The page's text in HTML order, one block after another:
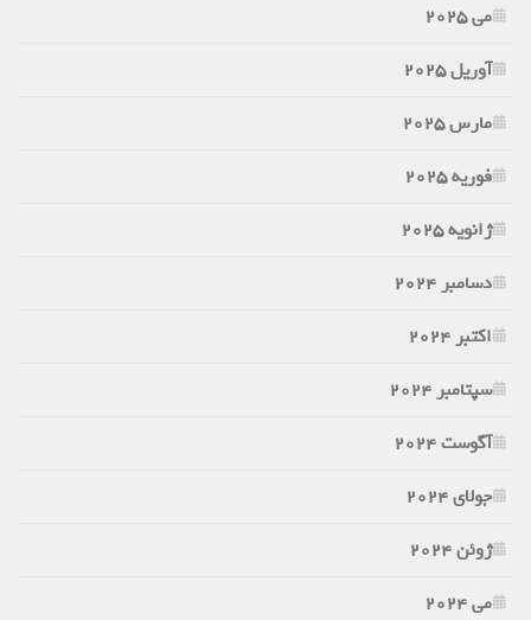
می 2025
آوریل 2025
مارس 2025
فوریه 2025
ژانویه 2025
دسامبر 2024
اکتبر 2024
سپتامبر 2024
آگوست 2024
جولای 2024
ژوئن 2024
می 2024